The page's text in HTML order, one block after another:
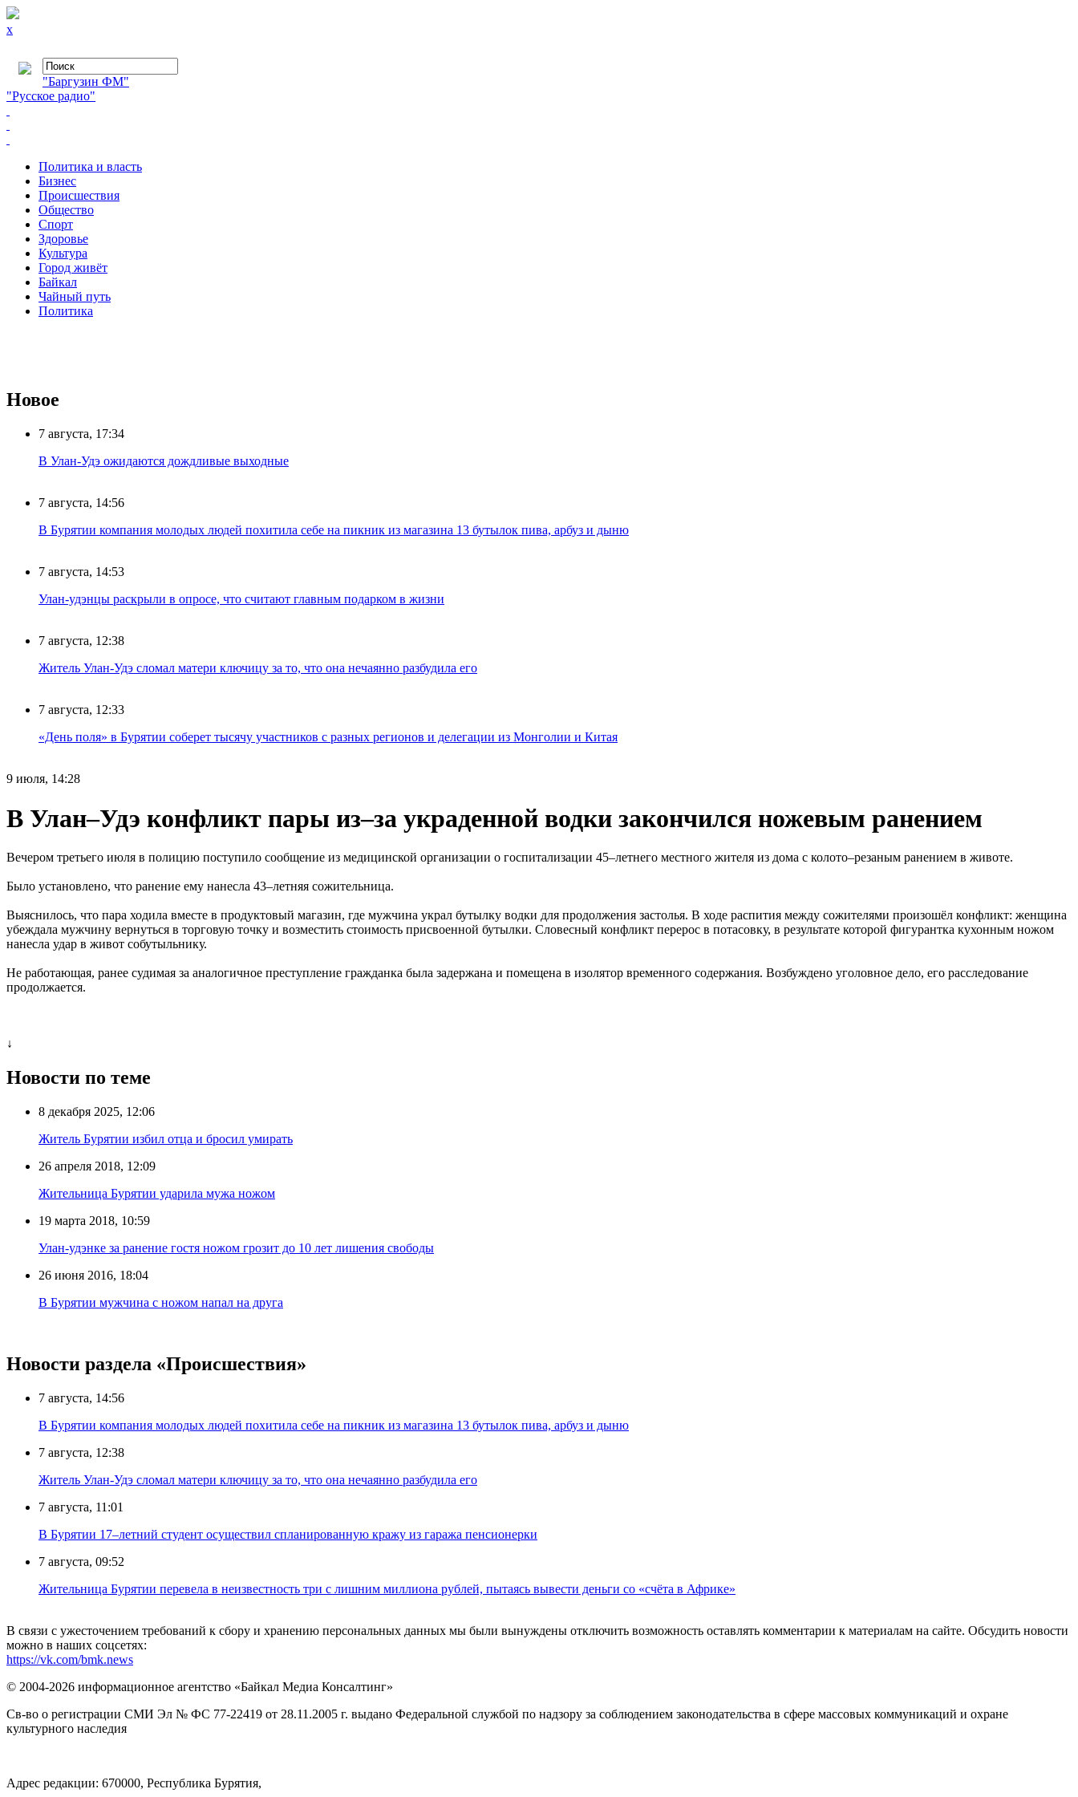
x
"Баргузин ФМ"
"Русское радио"
Политика и власть
Бизнес
Происшествия
Общество
Cпорт
Здоровье
Культура
Город живёт
Байкал
Чайный путь
Политика
Новое
7 августа, 17:34
В Улан-Удэ ожидаются дождливые выходные
7 августа, 14:56
В Бурятии компания молодых людей похитила себе на пикник из магазина 13 бутылок пива, арбуз и дыню
7 августа, 14:53
Улан-удэнцы раскрыли в опросе, что считают главным подарком в жизни
7 августа, 12:38
Житель Улан-Удэ сломал матери ключицу за то, что она нечаянно разбудила его
7 августа, 12:33
«День поля» в Бурятии соберет тысячу участников с разных регионов и делегации из Монголии и Китая
9 июля, 14:28
В Улан–Удэ конфликт пары из–за украденной водки закончился ножевым ранением
Вечером третьего июля в полицию поступило сообщение из медицинской организации о госпитализации 45–летнего местного жителя из дома с колото–резаным ранением в животе.
Было установлено, что ранение ему нанесла 43–летняя сожительница.
Выяснилось, что пара ходила вместе в продуктовый магазин, где мужчина украл бутылку водки для продолжения застолья. В ходе распития между сожителями произошёл конфликт: женщина
убеждала мужчину вернуться в торговую точку и возместить стоимость присвоенной бутылки. Словесный конфликт перерос в потасовку, в результате которой фигурантка кухонным ножом
нанесла удар в живот собутыльнику.
Не работающая, ранее судимая за аналогичное преступление гражданка была задержана и помещена в изолятор временного содержания. Возбуждено уголовное дело, его расследование
продолжается.
↓
Новости по теме
8 декабря 2025, 12:06
Житель Бурятии избил отца и бросил умирать
26 апреля 2018, 12:09
Жительница Бурятии ударила мужа ножом
19 марта 2018, 10:59
Улан-удэнке за ранение гостя ножом грозит до 10 лет лишения свободы
26 июня 2016, 18:04
В Бурятии мужчина с ножом напал на друга
Новости раздела «Происшествия»
7 августа, 14:56
В Бурятии компания молодых людей похитила себе на пикник из магазина 13 бутылок пива, арбуз и дыню
7 августа, 12:38
Житель Улан-Удэ сломал матери ключицу за то, что она нечаянно разбудила его
7 августа, 11:01
В Бурятии 17–летний студент осуществил спланированную кражу из гаража пенсионерки
7 августа, 09:52
Жительница Бурятии перевела в неизвестность три с лишним миллиона рублей, пытаясь вывести деньги со «счёта в Африке»
В связи с ужесточением требований к сбору и хранению персональных данных мы были вынуждены отключить возможность оставлять комментарии к материалам на сайте. Обсудить новости
можно в наших соцсетях:
https://vk.com/bmk.news
© 2004-2026 информационное агентство «Байкал Медиа Консалтинг»
Св-во о регистрации СМИ Эл № ФС 77-22419 от 28.11.2005 г. выдано Федеральной службой по надзору за соблюдением законодательства в сфере массовых коммуникаций и охране
культурного наследия
Адрес редакции: 670000, Республика Бурятия,